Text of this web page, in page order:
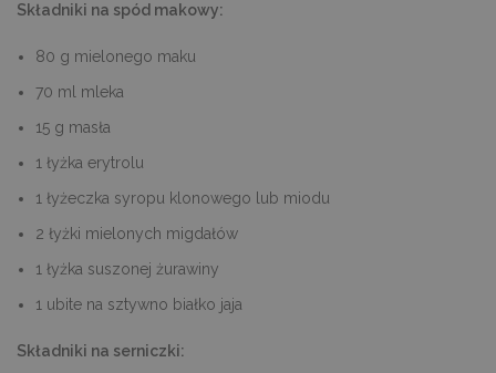
Składniki na spód makowy:
80 g mielonego maku
70 ml mleka
15 g masła
1 łyżka erytrolu
1 łyżeczka syropu klonowego lub miodu
2 łyżki mielonych migdałów
1 łyżka suszonej żurawiny
1 ubite na sztywno białko jaja
Składniki na serniczki: